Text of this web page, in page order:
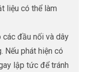
liệu có thể làm
các đầu nối và dây
Nếu phát hiện có
lập tức để tránh